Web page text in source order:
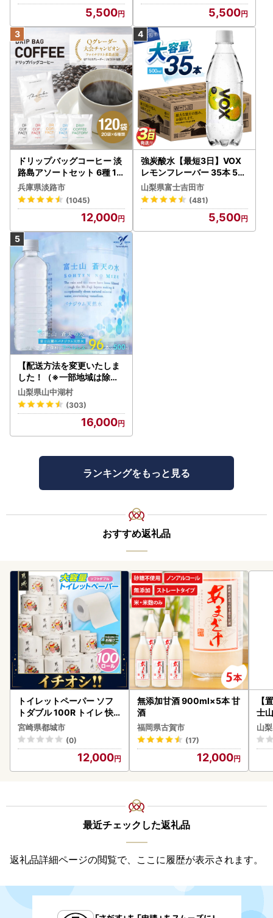
5,500 5,500
ドリップバッグコーヒー 淡
路島アソートセット 6種 12
0袋 飲み比べ コーヒー
兵庫県淡路市
(1045)
12,000
強炭酸水【最短3日】VOX
レモンフレーバー 35本 50
0ml 【富士吉田市限定カー
トン】炭酸
山梨県富士吉田市
(481)
5,500
【配送方法を変更いたしま
した！（※一部地域は除く
）】＜ラベルレス＞富士山
蒼天の水 500ml×96本（４
ケース）YC001
山梨県山中湖村
(303)
16,000
ランキングをもっと見る
おすすめ返礼品
トイレットペーパー ソフ
トダブル 100R トイレ 快
速〔12-I5-TP100-R〕
宮崎県都城市
(0)
12,000
無添加甘酒 900ml×5本 甘
酒
福岡県古賀市
(17)
12,000
【
士
山
最近チェックした返礼品
返礼品詳細ページの閲覧で、ここに履歴が表示されます。